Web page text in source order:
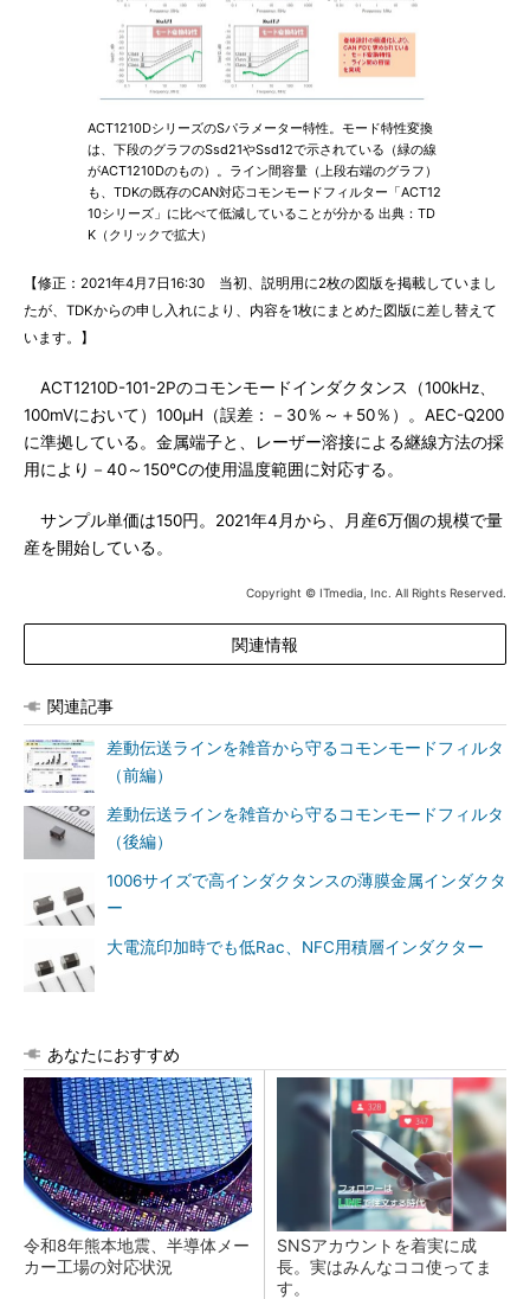
ACT1210DシリーズのSパラメーター特性。モード特性変換
は、下段のグラフのSsd21やSsd12で示されている（緑の線
がACT1210Dのもの）。ライン間容量（上段右端のグラフ）
も、TDKの既存のCAN対応コモンモードフィルター「ACT12
10シリーズ」に比べて低減していることが分かる 出典：TD
K（クリックで拡大）
【修正：2021年4月7日16:30 当初、説明用に2枚の図版を掲載していまし
たが、TDKからの申し入れにより、内容を1枚にまとめた図版に差し替えて
います。】
ACT1210D-101-2Pのコモンモードインダクタンス（100kHz、
100mVにおいて）100μH（誤差：－30％～＋50％）。AEC-Q200
に準拠している。金属端子と、レーザー溶接による継線方法の採
用により－40～150℃の使用温度範囲に対応する。
サンプル単価は150円。2021年4月から、月産6万個の規模で量
産を開始している。
Copyright © ITmedia, Inc. All Rights Reserved.
関連情報
関連記事
差動伝送ラインを雑音から守るコモンモードフィルタ
（前編）
差動伝送ラインを雑音から守るコモンモードフィルタ
（後編）
1006サイズで高インダクタンスの薄膜金属インダクタ
ー
大電流印加時でも低Rac、NFC用積層インダクター
あなたにおすすめ
令和8年熊本地震、半導体メー
カー工場の対応状況
SNSアカウントを着実に成
長。実はみんなココ使ってま
す。